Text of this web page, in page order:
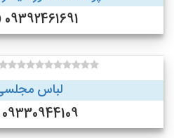
09392461691 (سمنان )
لباس مجلسی
09330944109 (زنجان )